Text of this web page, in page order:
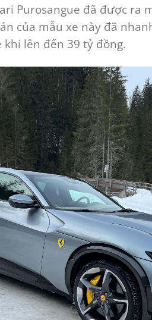
Purosangue đã được ra
của mẫu xe này đã
khi lên đến 39 tỷ đồng.